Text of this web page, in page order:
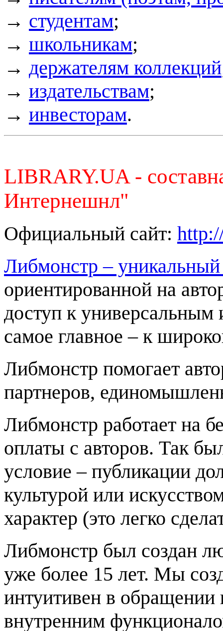
→ студентам;
→ школьникам;
→ держателям коллекций
→ издательствам;
→ инвесторам.
LIBRARY.UA -
Интернешнл"
Официальный сайт:
Либмонстр –
ориентированной на
доступ к универсальным
самое главное – к
Либмонстр помогает
партнеров,
Либмонстр работает на
оплаты с авторов. Так
условие – публикации
культурой или
характер (это легко
Либмонстр был создан
уже более 15 лет. Мы
интуитивен в обращении
внутренним